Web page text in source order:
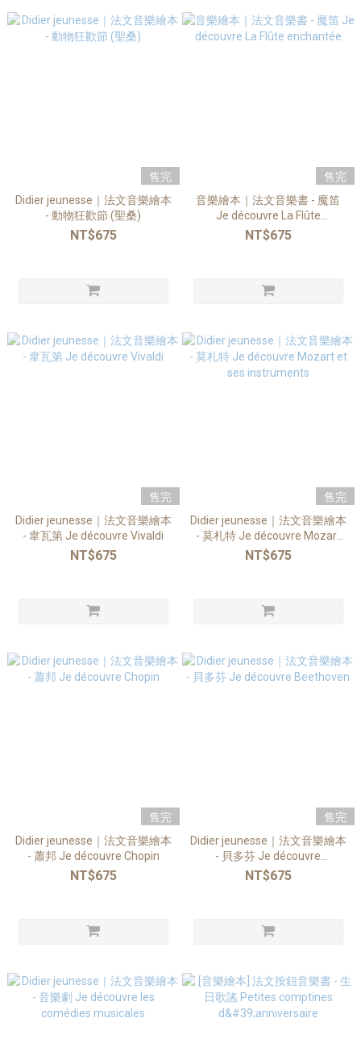
售完
Didier jeunesse｜法文音樂繪本
- 動物狂歡節 (聖桑)
NT$675
售完
音樂繪本｜法文音樂書 - 魔笛
Je découvre La Flûte
enchantée
NT$675
售完
Didier jeunesse｜法文音樂繪本
- 韋瓦第 Je découvre Vivaldi
NT$675
售完
Didier jeunesse｜法文音樂繪本
- 莫札特 Je découvre Mozart
et ses instruments
NT$675
售完
Didier jeunesse｜法文音樂繪本
- 蕭邦 Je découvre Chopin
NT$675
售完
Didier jeunesse｜法文音樂繪本
- 貝多芬 Je découvre
Beethoven
NT$675